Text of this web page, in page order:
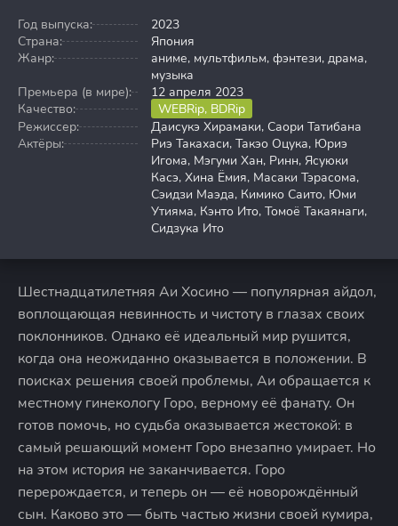
Год выпуска:
2023
Страна:
Япония
Жанр:
аниме, мультфильм, фэнтези, драма,
музыка
Премьера (в мире):
12 апреля 2023
Качество:
WEBRip, BDRip
Режиссер:
Даисукэ Хирамаки, Саори Татибана
Актёры:
Риэ Такахаси, Такэо Оцука, Юриэ
Игома, Мэгуми Хан, Ринн, Ясуюки
Касэ, Хина Ёмия, Масаки Тэрасома,
Сэидзи Маэда, Кимико Саито, Юми
Утияма, Кэнто Ито, Томоё Такаянаги,
Сидзука Ито
Шестнадцатилетняя Аи Хосино — популярная айдол,
воплощающая невинность и чистоту в глазах своих
поклонников. Однако её идеальный мир рушится,
когда она неожиданно оказывается в положении. В
поисках решения своей проблемы, Аи обращается к
местному гинекологу Горо, верному её фанату. Он
готов помочь, но судьба оказывается жестокой: в
самый решающий момент Горо внезапно умирает. Но
на этом история не заканчивается. Горо
перерождается, и теперь он — её новорождённый
сын. Каково это — быть частью жизни своей кумира,